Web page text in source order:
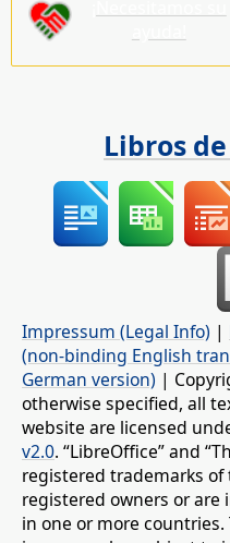
Libros
Impressum (Legal Info) |
(non-binding English
German version) |
otherwise specified, all
website are licensed
v2.0. “LibreOffice” and
registered trademarks
registered owners or are
in one or more